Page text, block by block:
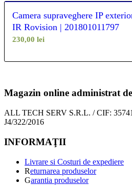
Camera supraveghere IP
IR Rovision | 201801011797
230,00 lei
Magazin online administrat de
ALL TECH SERV S.R.L. / CIF:
J4/322/2016
INFORMAŢII
Livrare si Costuri de expediere
Returnarea produselor
Garantia produselor